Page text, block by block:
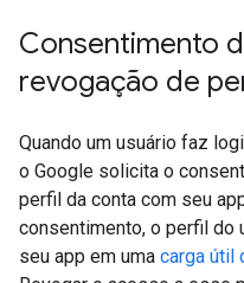
Consentimento
revogação de
Quando um usuário faz
o Google solicita o
perfil da conta com seu
consentimento, o perfil do
seu app em uma carga útil